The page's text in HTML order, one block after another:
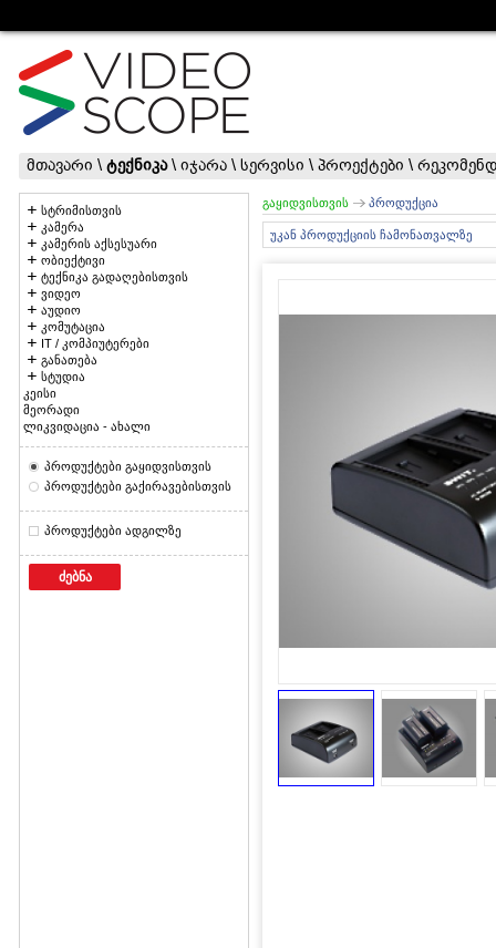
მთავარი \ ტექნიკა\ იჯარა \ სერვისი \ პროექტები \
სტრიმისთვის
კამერა
კამერის აქსესუარი
ობიექტივი
ტექნიკა გადაღებისთვის
ვიდეო
აუდიო
კომუტაცია
IT / კომპიუტერები
განათება
სტუდია
კეისი
მეორადი
ლიკვიდაცია - ახალი
პროდუქტები გაყიდვისთვის
პროდუქტები გაქირავებისთვის
პროდუქტები ადგილზე
ძებნა
გაყიდვისთვის პროდუქცია
უკან პროდუქციის ჩამონათვალზე